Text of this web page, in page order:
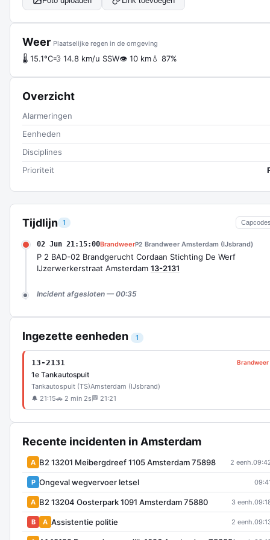
Tijdlijn 1
02 Jun 21:15:00BrandweerP2 Brandweer Amsterdam (IJsbrand)
P 2 BAD-02 Brandgerucht Cordaan Stichting De Werf
IJzerwerkerstraat Amsterdam 13-2131
Incident afgesloten — 00:35
Ingezette eenheden 1
13-2131 Brandweer
1e Tankautospuit
Tankautospuit (TS)Amsterdam (IJsbrand)
🔔 21:15🚗 2 min 2s 🏁 21:21
Recente incidenten in Amsterdam
A B2 13201 Meibergdreef 1105 Amsterdam 75898 2 eenh.
P Ongeval wegvervoer letsel
A B2 13204 Oosterpark 1091 Amsterdam 75880 3 eenh.
B A Assistentie politie 2 eenh.
Weer Plaatselijke regen in de omgeving
🌡 15.1°C💨 14.8 km/u SSW👁 10 km💧 87%
Overzicht
Alarmeringen
Eenheden
Disciplines
Prioriteit